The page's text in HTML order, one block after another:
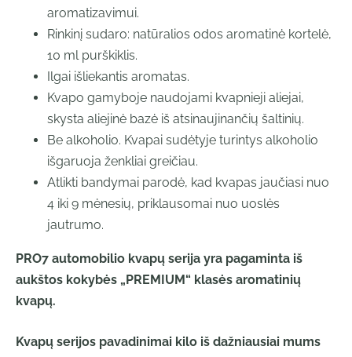
aromatizavimui.
Rinkinį sudaro: natūralios odos aromatinė kortelė,
10 ml purškiklis.
Ilgai išliekantis aromatas.
Kvapo gamyboje naudojami kvapnieji aliejai,
skysta aliejinė bazė iš atsinaujinančių šaltinių.
Be alkoholio. Kvapai sudėtyje turintys alkoholio
išgaruoja ženkliai greičiau.
Atlikti bandymai parodė, kad kvapas jaučiasi nuo
4 iki 9 mėnesių, priklausomai nuo uoslės
jautrumo.
PRO7 automobilio kvapų serija yra pagaminta iš
aukštos kokybės „PREMIUM“ klasės aromatinių
kvapų.
Kvapų serijos pavadinimai kilo iš dažniausiai mums